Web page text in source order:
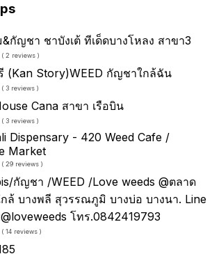
กัญชา ชาบังเต้ ทีเด็ดบางโหลง สาขา3
( 2 reviews )
(Kan Story)WEED กัญชาใกล้ฉัน
( 3 reviews )
Cana สาขา เรือบิน
( 3 reviews )
Dispensary - 420 Weed Cafe /
Market
( 29 reviews )
กัญชา /WEED /Love weeds @ตลาด
กล้ บางพลี สุวรรณภูมิ บางบ่อ บางนา. Line
โทร.0842419793
( 14 reviews )